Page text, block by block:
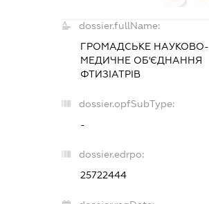
dossier.fullName:
ГРОМАДСЬКЕ НАУКОВО-
МЕДИЧНЕ ОБ'ЄДНАННЯ
ФТИЗІАТРІВ
dossier.opfSubType:
-
dossier.edrpo:
25722444